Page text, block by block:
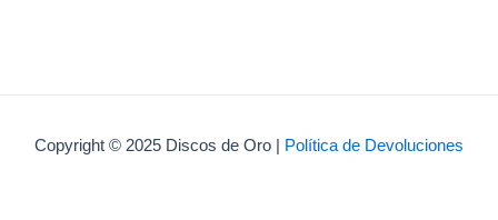
Copyright © 2025 Discos de Oro | Política de Devoluciones